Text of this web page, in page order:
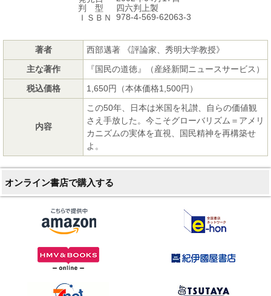
判 型
四六判上製
ＩＳＢＮ
978-4-569-62063-3
著者
西部邁著 《評論家、秀明大学教授》
主な著作
『国民の道徳』（産経新聞ニュースサービス）
税込価格
1,650円（本体価格1,500円）
内容
この50年、日本は米国を礼讃、自らの価値観
さえ手放した。今こそグローバリズム＝アメリ
カニズムの実体を直視、国民精神を再構築せ
よ。
オンライン書店で購入する